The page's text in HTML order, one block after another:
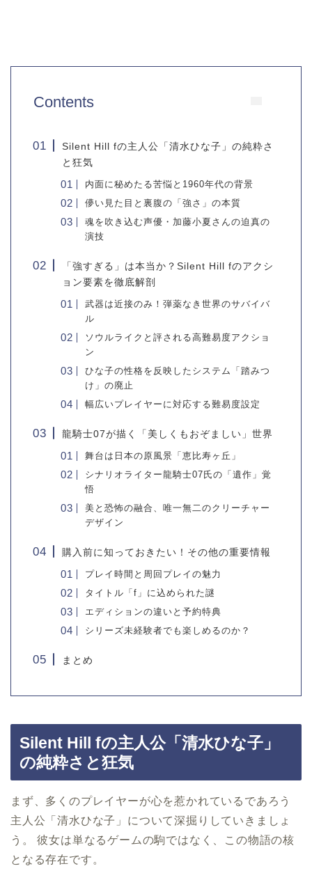
Contents
Silent Hill fの主人公「清水ひな子」の純粋さ
と狂気
内面に秘めたる苦悩と1960年代の背景
儚い見た目と裏腹の「強さ」の本質
魂を吹き込む声優・加藤小夏さんの迫真の
演技
「強すぎる」は本当か？Silent Hill fのアクシ
ョン要素を徹底解剖
武器は近接のみ！弾薬なき世界のサバイバ
ル
ソウルライクと評される高難易度アクショ
ン
ひな子の性格を反映したシステム「踏みつ
け」の廃止
幅広いプレイヤーに対応する難易度設定
龍騎士07が描く「美しくもおぞましい」世界
舞台は日本の原風景「恵比寿ヶ丘」
シナリオライター龍騎士07氏の「遺作」覚
悟
美と恐怖の融合、唯一無二のクリーチャー
デザイン
購入前に知っておきたい！その他の重要情報
プレイ時間と周回プレイの魅力
タイトル「f」に込められた謎
エディションの違いと予約特典
シリーズ未経験者でも楽しめるのか？
まとめ
Silent Hill fの主人公「清水ひな子」
の純粋さと狂気
まず、多くのプレイヤーが心を惹かれているであろう
主人公「清水ひな子」について深掘りしていきましょ
う。 彼女は単なるゲームの駒ではなく、この物語の核
となる存在です。